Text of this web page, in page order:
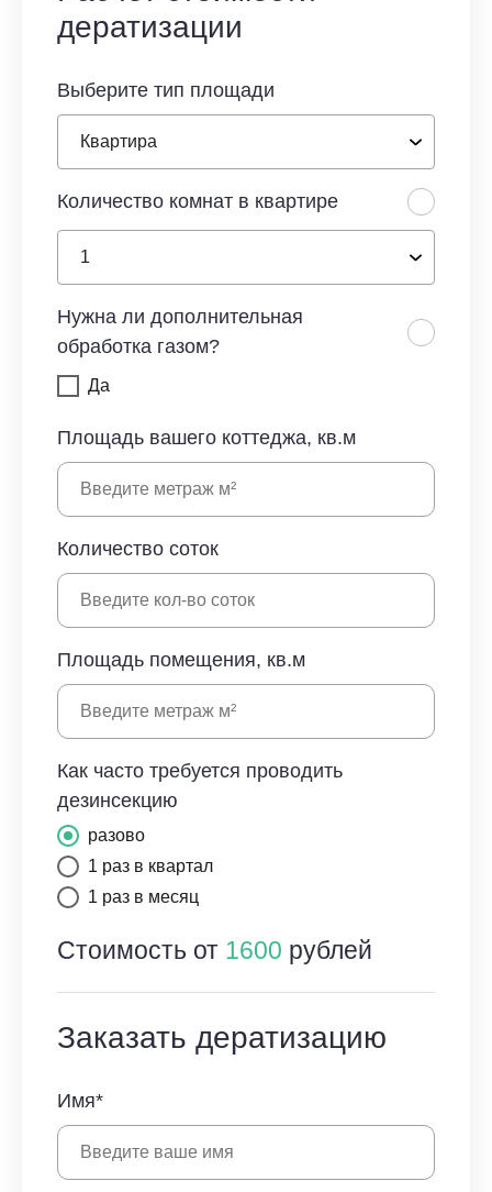
дератизации
Выберите тип площади
Количество комнат в квартире
Нужна ли дополнительная
обработка газом?
Да
Площадь вашего коттеджа, кв.м
Количество соток
Площадь помещения, кв.м
Как часто требуется проводить
дезинсекцию
разово
1 раз в квартал
1 раз в месяц
Стоимость от 1600 рублей
Заказать дератизацию
Имя*